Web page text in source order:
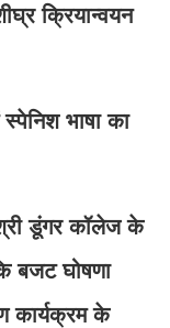
क्रियान्वयन
भाषा का
श्री डूंगर कॉलेज के
बजट घोषणा
कार्यक्रम के